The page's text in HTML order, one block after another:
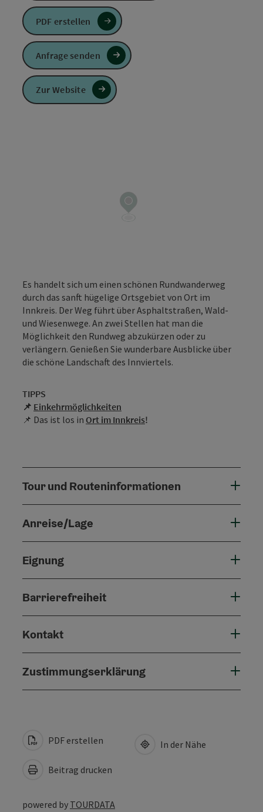
Es handelt sich um einen schönen Rundwanderweg
durch das sanft hügelige Ortsgebiet von Ort im
Innkreis. Der Weg führt über Asphaltstraßen, Wald-
und Wiesenwege. An zwei Stellen hat man die
Möglichkeit den Rundweg abzukürzen oder zu
verlängern. Genießen Sie wunderbare Ausblicke über
die schöne Landschaft des Innviertels.
TIPPS
📌 Einkehrmöglichkeiten
📌 Das ist los in Ort im Innkreis!
Tour und Routeninformationen
Anreise/Lage
Eignung
Barrierefreiheit
Kontakt
Zustimmungserklärung
PDF erstellen
Anfrage senden
Zur Website
PDF erstellen
Beitrag drucken
In der Nähe
powered by TOURDATA